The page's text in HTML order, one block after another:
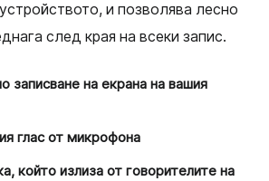
и позволява лесно
след края на всеки запис.
записване на екрана на вашия
глас от микрофона
който излиза от говорителите на